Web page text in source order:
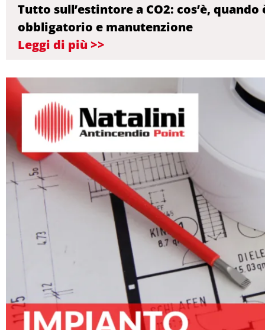
Tutto sull’estintore a CO2: cos’è, quando
obbligatorio e manutenzione
Leggi di più >>